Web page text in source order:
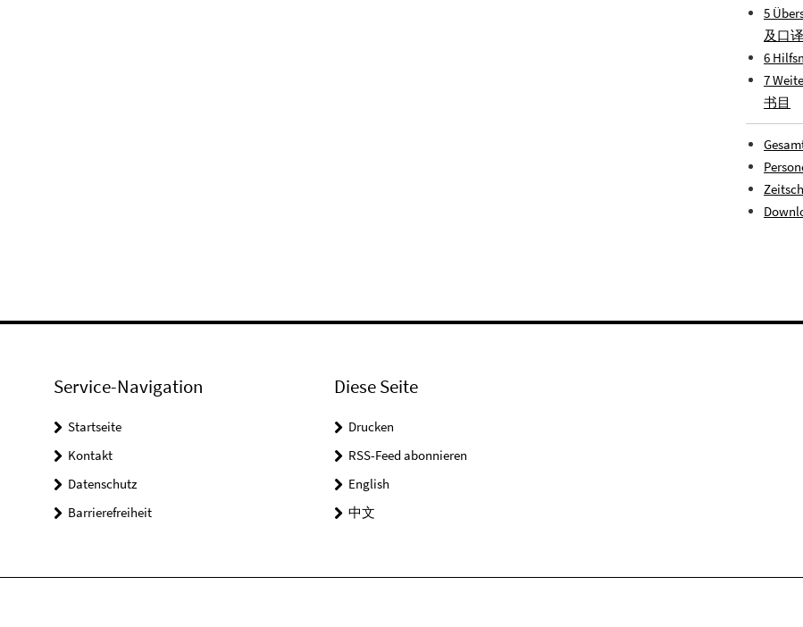
5
及口译
6
7
书目
Service-Navigation
Startseite
Kontakt
Datenschutz
Barrierefreiheit
Diese Seite
Drucken
RSS-Feed abonnieren
English
中文